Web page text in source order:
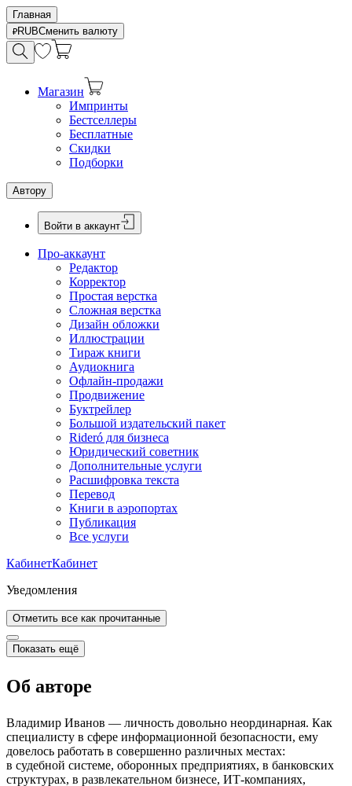
Главная
RUBСменить валюту
Магазин
Импринты
Бестселлеры
Бесплатные
Скидки
Подборки
Автору
Войти в аккаунт
Про-аккаунт
Редактор
Корректор
Простая верстка
Сложная верстка
Дизайн обложки
Иллюстрации
Тираж книги
Аудиокнига
Офлайн-продажи
Продвижение
Буктрейлер
Большой издательский пакет
Rideró для бизнеса
Юридический советник
Дополнительные услуги
Расшифровка текста
Перевод
Книги в аэропортах
Публикация
Все услуги
КабинетКабинет
Уведомления
Отметить все как прочитанные
Показать ещё
Об авторе
Владимир Иванов — личность довольно неординарная. Как
специалисту в сфере информационной безопасности, ему
довелось работать в совершенно различных местах:
в судебной системе, оборонных предприятиях, в банковских
структурах, в развлекательном бизнесе, ИТ-компаниях,